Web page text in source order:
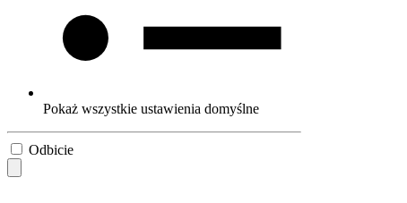
Pokaż wszystkie ustawienia domyślne
Odbicie